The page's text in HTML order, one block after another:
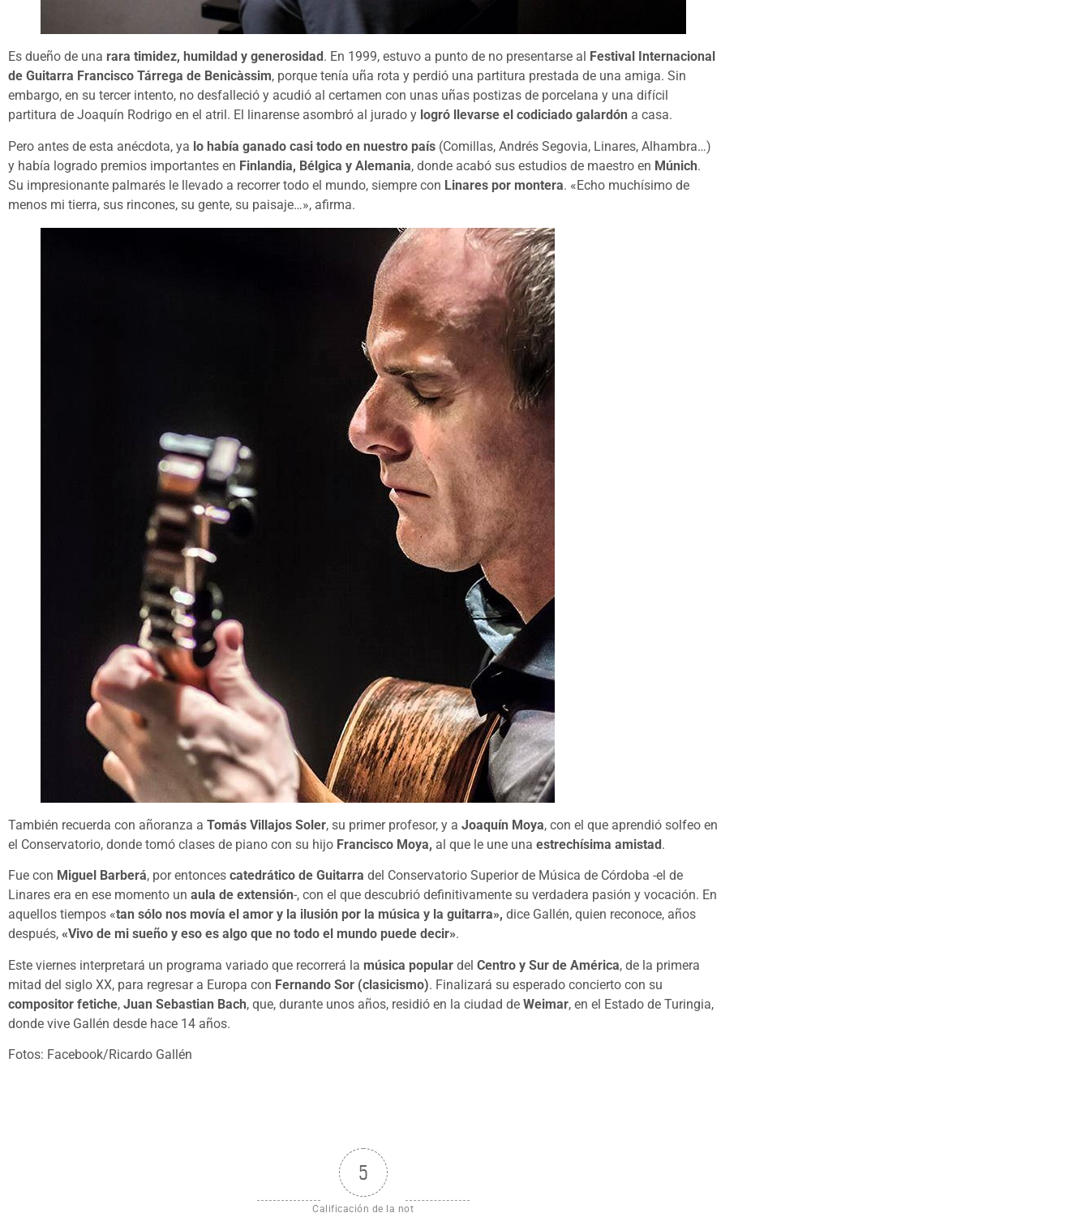
Es dueño de una rara timidez, humildad y generosidad . En 1999, estuvo a punto de no presentarse al
Festival Internacional
de Guitarra Francisco Tárrega de Benicàssim, porque tenía uña rota y perdió una partitura prestada de una amiga. Sin
embargo, en su tercer intento, no desfalleció y acudió al certamen con unas uñas postizas de porcelana y una difícil
partitura de Joaquín Rodrigo en el atril. El linarense asombró al jurado y logró llevarse el codiciado galardón a casa.
Pero antes de esta anécdota, ya lo había ganado casi todo en nuestro país (Comillas, Andrés Segovia, Linares, Alhambra…)
y había logrado premios importantes en Finlandia, Bélgica y Alemania, donde acabó sus estudios de maestro en Múnich.
Su impresionante palmarés le llevado a recorrer todo el mundo, siempre con Linares por montera. «Echo muchísimo de
menos mi tierra, sus rincones, su gente, su paisaje…», afirma.
También recuerda con añoranza a Tomás Villajos Soler, su primer profesor, y a Joaquín Moya, con el que aprendió solfeo en
el Conservatorio, donde tomó clases de piano con su hijo Francisco Moya, al que le une una estrechísima amistad.
Fue con Miguel Barberá, por entonces catedrático de Guitarra del Conservatorio Superior de Música de Córdoba -el de
Linares era en ese momento un aula de extensión-, con el que descubrió definitivamente su verdadera pasión y vocación. En
aquellos tiempos «tan sólo nos movía el amor y la ilusión por la música y la guitarra», dice Gallén, quien reconoce, años
después, «Vivo de mi sueño y eso es algo que no todo el mundo puede decir».
Este viernes interpretará un programa variado que recorrerá la música popular del Centro y Sur de América, de la primera
mitad del siglo XX, para regresar a Europa con Fernando Sor (clasicismo). Finalizará su esperado concierto con su
compositor fetiche, Juan Sebastian Bach, que, durante unos años, residió en la ciudad de Weimar, en el Estado de Turingia,
donde vive Gallén desde hace 14 años.
Fotos: Facebook/Ricardo Gallén
5
Calificación de la not